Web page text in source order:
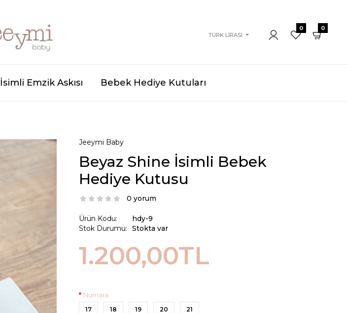
TÜRK LIRASI
0 0
İsimli Emzik Askısı Bebek Hediye Kutuları
Jeeymi Baby
Beyaz Shine İsimli Bebek
Hediye Kutusu
0 yorum
Ürün Kodu:
Stok Durumu:
hdy-9
Stokta var
1.200,00TL
Numara
17 18 19 20 21